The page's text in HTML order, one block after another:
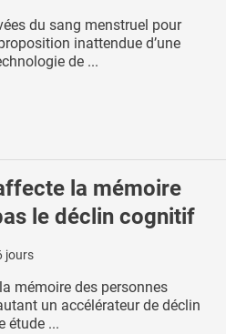
du sang menstruel pour
inattendue d’une
de ...
la mémoire
le déclin cognitif
jours
mémoire des personnes
un accélérateur de déclin
étude ...